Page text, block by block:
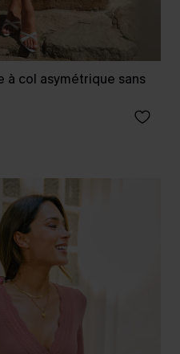
à col asymétrique sans